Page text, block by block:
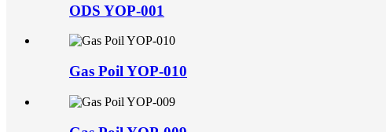
ODS YOP-001
Gas Poil YOP-010